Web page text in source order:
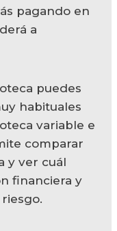
pagando en
a
puedes
habituales
variable e
comparar
y ver cuál
financiera y